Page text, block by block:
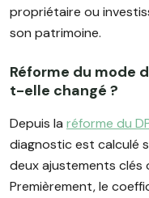
propriétaire ou
son patrimoine.
Réforme du mode
t-elle changé ?
Depuis la réforme du
diagnostic est calculé
deux ajustements clés
Premièrement, le